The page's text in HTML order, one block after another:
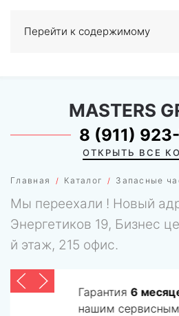
Перейти к содержимому
0
Главная Каталог Запасные
MASTERS
8 (911)
ОТКРЫТЬ ВСЕ
Мы переехали ! Новый
Энергетиков 19, Бизнес
й этаж, 215 офис.
Гарантия 6
нашим